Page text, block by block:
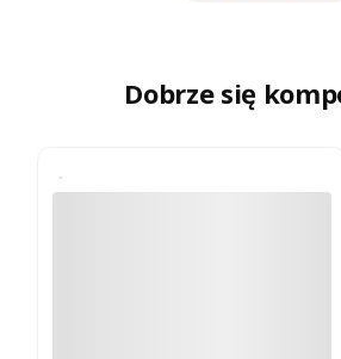
Dobrze się